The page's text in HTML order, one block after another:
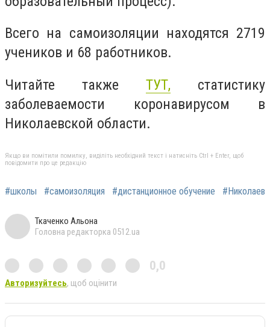
Всего на самоизоляции находятся 2719
учеников и 68 работников.
Читайте также ТУТ, статистику
заболеваемости коронавирусом в
Николаевской области.
Якщо ви помітили помилку, виділіть необхідний текст і натисніть Ctrl + Enter, щоб
повідомити про це редакцію
#школы #самоизоляция #дистанционное обучение #Николаев
Ткаченко Альона
Головна редакторка 0512.ua
0,0
Авторизуйтесь, щоб оцінити